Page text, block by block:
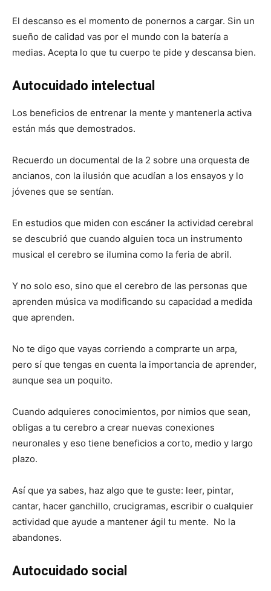
El descanso es el momento de ponernos a cargar. Sin un
sueño de calidad vas por el mundo con la batería a
medias. Acepta lo que tu cuerpo te pide y descansa bien.
Autocuidado intelectual
Los beneficios de entrenar la mente y mantenerla activa
están más que demostrados.
Recuerdo un documental de la 2 sobre una orquesta de
ancianos, con la ilusión que acudían a los ensayos y lo
jóvenes que se sentían.
En estudios que miden con escáner la actividad cerebral
se descubrió que cuando alguien toca un instrumento
musical el cerebro se ilumina como la feria de abril.
Y no solo eso, sino que el cerebro de las personas que
aprenden música va modificando su capacidad a medida
que aprenden.
No te digo que vayas corriendo a comprarte un arpa,
pero sí que tengas en cuenta la importancia de aprender,
aunque sea un poquito.
Cuando adquieres conocimientos, por nimios que sean,
obligas a tu cerebro a crear nuevas conexiones
neuronales y eso tiene beneficios a corto, medio y largo
plazo.
Así que ya sabes, haz algo que te guste: leer, pintar,
cantar, hacer ganchillo, crucigramas, escribir o cualquier
actividad que ayude a mantener ágil tu mente. No la
abandones.
Autocuidado social